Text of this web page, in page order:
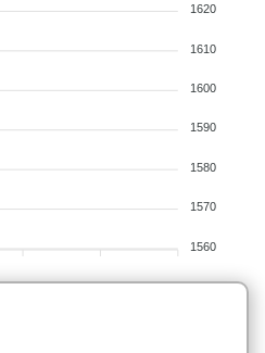
1620
1610
1600
1590
1580
1570
1560